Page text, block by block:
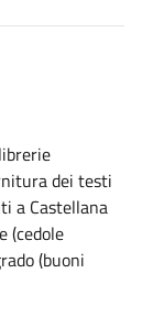
dei testi
a Castellana
(cedole
(buoni